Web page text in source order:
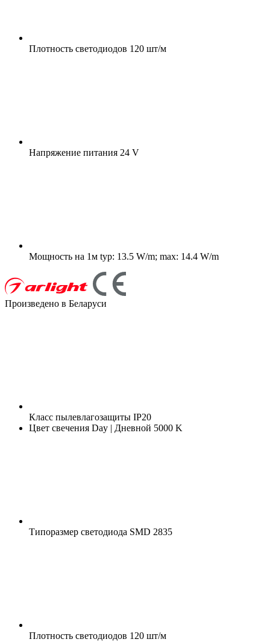
Плотность светодиодов 120 шт/м
Напряжение питания 24 V
Мощность на 1м typ: 13.5 W/m; max: 14.4 W/m
Произведено в Беларуси
Класс пылевлагозащиты IP20
Цвет свечения Day | Дневной 5000 K
Типоразмер светодиода SMD 2835
Плотность светодиодов 120 шт/м